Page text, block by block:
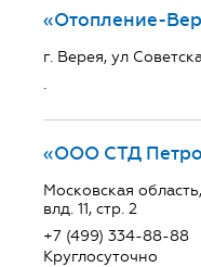
«Отопление-
г. Верея, ул
.
«ООО СТД
Московская
влд. 11, стр. 2
+7 (499) 334-88-88
Круглосуточно